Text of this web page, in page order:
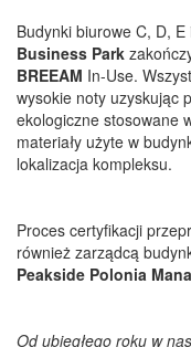
Budynki biurowe C, D,
Business Park
BREEAM In-Use.
wysokie noty uzyskując
ekologiczne stosowane
materiały użyte w
lokalizacja kompleksu.
Proces certyfikacji
również zarządcą
Peakside Polonia
Od ubiegłego roku w